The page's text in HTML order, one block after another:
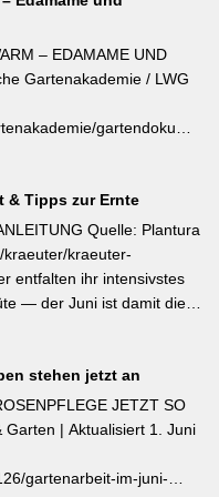
entscheidende Tipp für
mit 2–3 Blattstielpaaren
neue Knospen an und
Tag: #Rosenpflege
– EDAMAME UND
Gartenakademie / LWG
direkt gesät oder
bis Anfang Juli möglich,
sind ausschließlich als
Wärme, Sonne und einen
Knollen müssen
& Tipps zur Ernte
Quelle: Plantura
kraeuter-
entfalten ihr intensivstes
— der Juni ist damit die
ätherische Öle
ganze Triebspitzen statt
Neuaustrieb und
Für die Trocknung werden
luftigen Ort aufgehängt
stehen jetzt an
JETZT SO
Garten | Aktualisiert 1. Juni
gartenarbeit-im-juni-